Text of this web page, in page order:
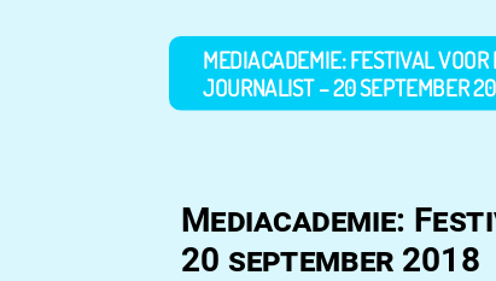
MEDIACADEMIE: FESTIVAL VOOR
JOURNALIST – 20 SEPTEMBER
Mediacademie:
20 september 2018